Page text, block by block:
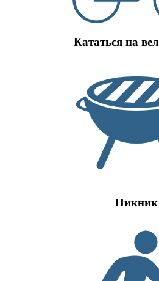
Кататься на
Пикник